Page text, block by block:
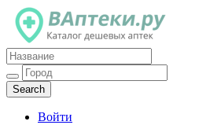
Каталог дешевых аптек
Войти